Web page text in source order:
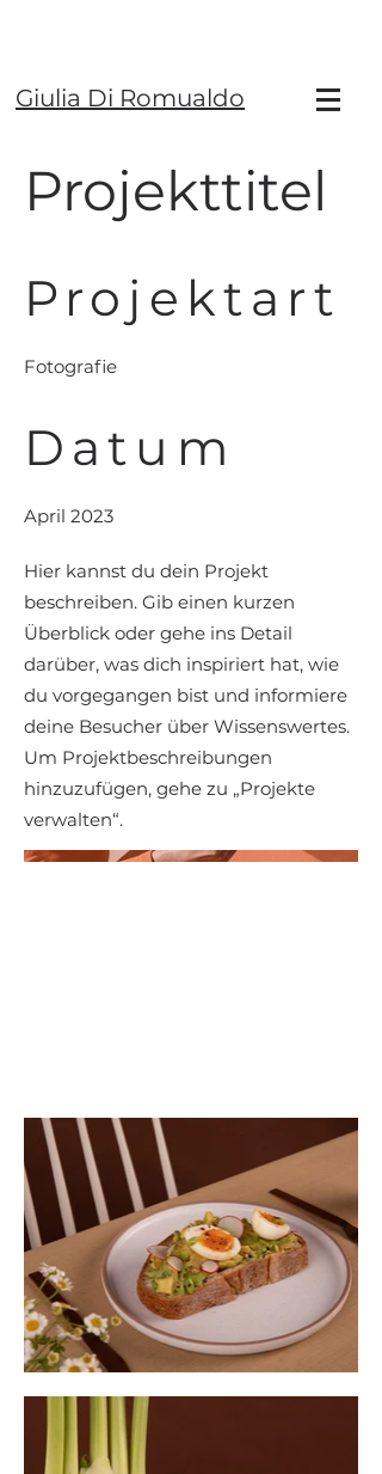
Giulia Di Romualdo
Projekttitel
Projektart
Fotografie
Datum
April 2023
Hier kannst du dein Projekt
beschreiben. Gib einen kurzen
Überblick oder gehe ins Detail
darüber, was dich inspiriert hat, wie
du vorgegangen bist und informiere
deine Besucher über Wissenswertes.
Um Projektbeschreibungen
hinzuzufügen, gehe zu „Projekte
verwalten“.